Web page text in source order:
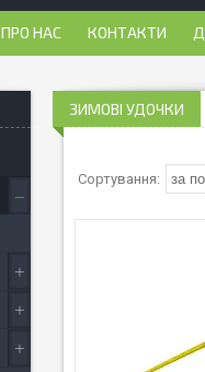
ПРО НАС КОНТАКТИ
ЗИМОВІ УДОЧКИ